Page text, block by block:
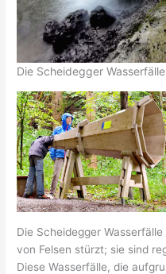
Die Scheidegger Wasserfälle
Die Scheidegger
von Felsen stürzt; sie sind
Diese Wasserfälle, die